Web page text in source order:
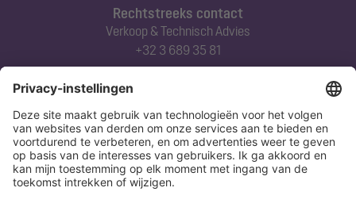
Rechtstreeks contact
Verkoop & Technisch Advies
+32 3 689 35 81
Abonneert u zich op onze nieuwsbrief
Nu aanmelden